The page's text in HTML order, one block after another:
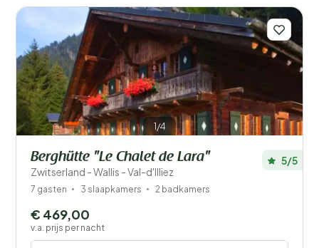
1/4
Berghütte "Le Chalet de Lara"
Zwitserland - Wallis - Val-d'Illiez
5/5
7 gasten 3 slaapkamers 2 badkamers
€ 469,00
v.a. prijs per nacht